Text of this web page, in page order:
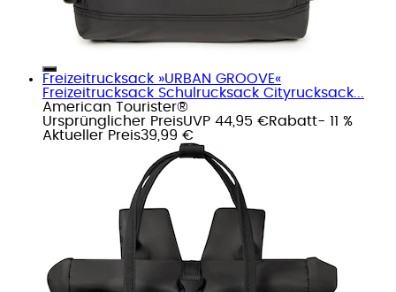
Freizeitrucksack »URBAN GROOVE«
Freizeitrucksack Schulrucksack Cityrucksack...
American Tourister®
Ursprünglicher PreisUVP 44,95 €Rabatt- 11 %
Aktueller Preis39,99 €